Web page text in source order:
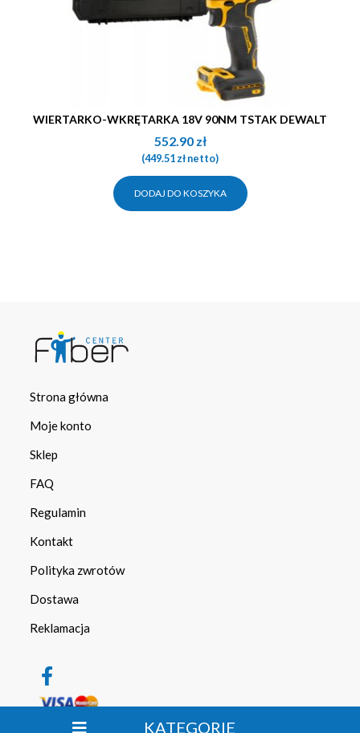
WIERTARKO-WKRĘTARKA 18V 90NM TSTAK DEWALT
552.90 zł
(449.51złnetto)
DODAJ DO KOSZYKA
KATEGORIE
Strona główna
Moje konto
Sklep
FAQ
Regulamin
Kontakt
Polityka zwrotów
Dostawa
Reklamacja